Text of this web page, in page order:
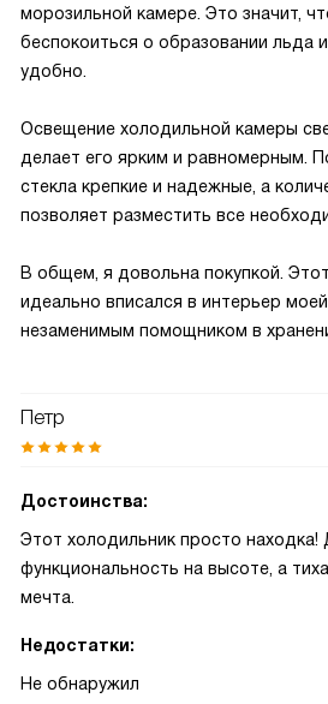
морозильной камере. Это значит,
беспокоиться о образовании льда
удобно.
Освещение холодильной камеры
делает его ярким и равномерным.
стекла крепкие и надежные, а
позволяет разместить все
В общем, я довольна покупкой.
идеально вписался в интерьер моей
незаменимым помощником в
Петр
Достоинства:
Этот холодильник просто находка!
функциональность на высоте, а
мечта.
Недостатки:
Не обнаружил